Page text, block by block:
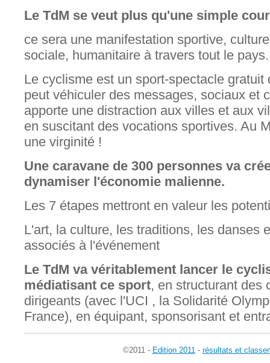
Le TdM se veut plus qu'une simple
ce sera une manifestation sportive,
sociale, humanitaire à travers tout le pays.
Le cyclisme est un sport-spectacle
peut véhiculer des messages, sociaux et
apporte une distraction aux villes et aux
en suscitant des vocations sportives. Au
une virginité !
Une caravane de 300 personnes va
dynamiser l'économie malienne.
Les 7 étapes mettront en valeur les
L'art, la culture, les traditions, les danses
associés à l'événement
Le TdM va véritablement lancer le
médiatisant ce sport, en structurant des
dirigeants (avec l'UCI , la Solidarité
France), en équipant, sponsorisant et
©2011 - Edition 2011- résultats et